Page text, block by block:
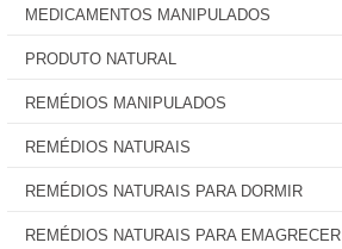
MEDICAMENTOS MANIPULADOS
PRODUTO NATURAL
REMÉDIOS MANIPULADOS
REMÉDIOS NATURAIS
REMÉDIOS NATURAIS PARA DORMIR
REMÉDIOS NATURAIS PARA EMAGRECER